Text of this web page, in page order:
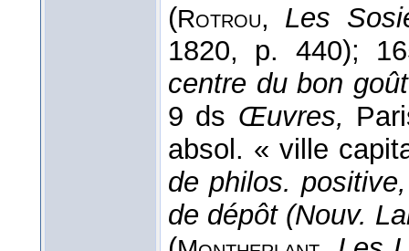
(Rotrou, Les
1820, p. 440);
centre du bon goût
9 ds Œuvres,
absol. « ville
de philos. positive,
de dépôt (Nouv.